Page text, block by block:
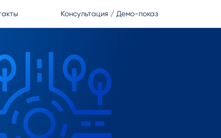
Консультация / Демо-показ